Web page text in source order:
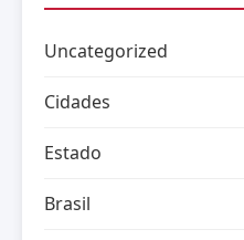
Uncategorized
Cidades
Estado
Brasil